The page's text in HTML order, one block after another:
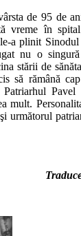
de 95 de
vreme în
a plinit
nu o
stării de
să rămână
Patriarhul
mult.
următorul